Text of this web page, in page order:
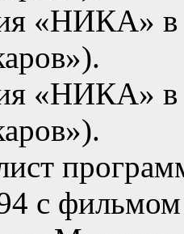
«НИКА» в
«НИКА» в
с